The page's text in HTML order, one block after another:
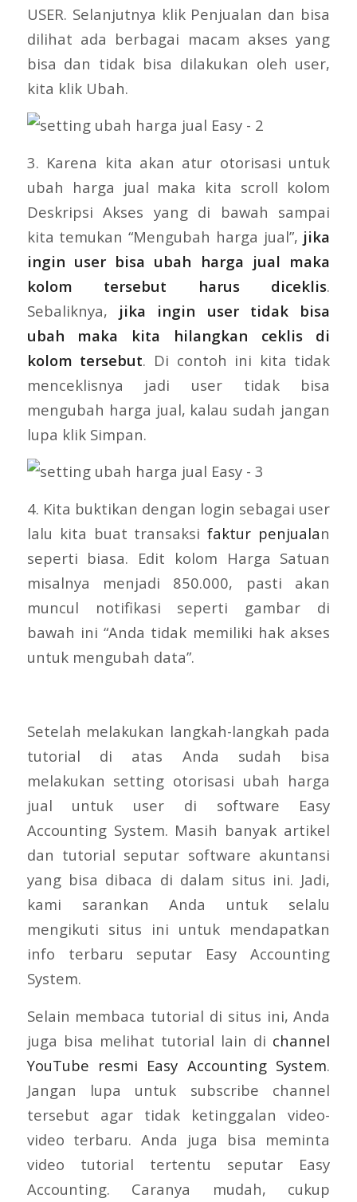
USER. Selanjutnya klik Penjualan dan bisa
dilihat ada berbagai macam akses yang
bisa dan tidak bisa dilakukan oleh user,
kita klik Ubah.
3. Karena kita akan atur otorisasi untuk
ubah harga jual maka kita scroll kolom
Deskripsi Akses yang di bawah sampai
kita temukan “Mengubah harga jual”, jika
ingin user bisa ubah harga jual maka
kolom tersebut harus diceklis.
Sebaliknya, jika ingin user tidak bisa
ubah maka kita hilangkan ceklis di
kolom tersebut. Di contoh ini kita tidak
menceklisnya jadi user tidak bisa
mengubah harga jual, kalau sudah jangan
lupa klik Simpan.
4. Kita buktikan dengan login sebagai user
lalu kita buat transaksifaktur penjualan
seperti biasa. Edit kolom Harga Satuan
misalnya menjadi 850.000, pasti akan
muncul notifikasi seperti gambar di
bawah ini “Anda tidak memiliki hak akses
untuk mengubah data”.
Setelah melakukan langkah-langkah pada
tutorial di atas Anda sudah bisa
melakukan setting otorisasi ubah harga
jual untuk user di software Easy
Accounting System. Masih banyak artikel
dan tutorial seputar software akuntansi
yang bisa dibaca di dalam situs ini. Jadi,
kami sarankan Anda untuk selalu
mengikuti situs ini untuk mendapatkan
info terbaru seputar Easy Accounting
System.
Selain membaca tutorial di situs ini, Anda
juga bisa melihat tutorial lain di channel
YouTube resmi Easy Accounting System.
Jangan lupa untuk subscribe channel
tersebut agar tidak ketinggalan video-
video terbaru. Anda juga bisa meminta
video tutorial tertentu seputar Easy
Accounting. Caranya mudah, cukup